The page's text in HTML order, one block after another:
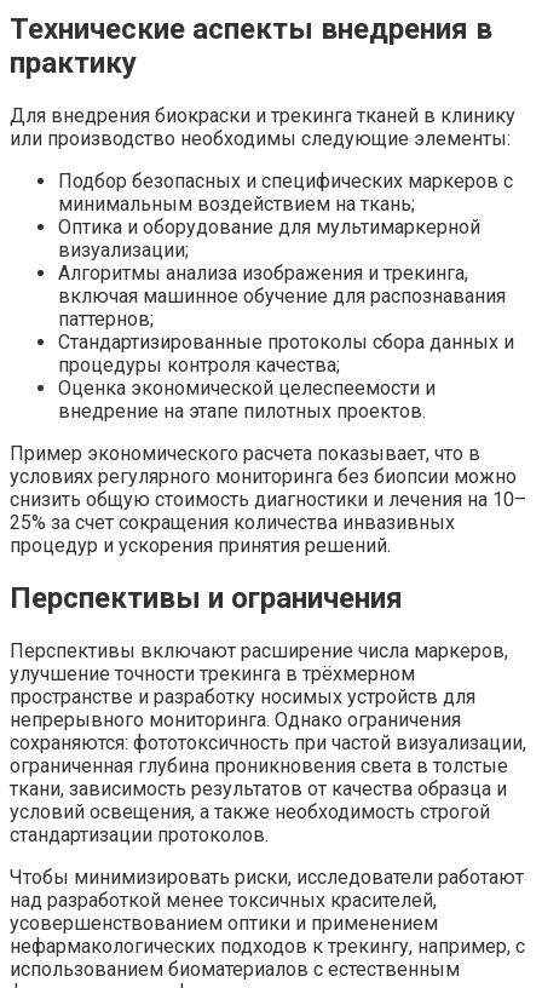
Технические аспекты внедрения в
практику
Для внедрения биокраски и трекинга тканей в клинику
или производство необходимы следующие элементы:
Подбор безопасных и специфических маркеров с
минимальным воздействием на ткань;
Оптика и оборудование для мультимаркерной
визуализации;
Алгоритмы анализа изображения и трекинга,
включая машинное обучение для распознавания
паттернов;
Стандартизированные протоколы сбора данных и
процедуры контроля качества;
Оценка экономической целеспеемости и
внедрение на этапе пилотных проектов.
Пример экономического расчета показывает, что в
условиях регулярного мониторинга без биопсии можно
снизить общую стоимость диагностики и лечения на 10–
25% за счет сокращения количества инвазивных
процедур и ускорения принятия решений.
Перспективы и ограничения
Перспективы включают расширение числа маркеров,
улучшение точности трекинга в трёхмерном
пространстве и разработку носимых устройств для
непрерывного мониторинга. Однако ограничения
сохраняются: фототоксичность при частой визуализации,
ограниченная глубина проникновения света в толстые
ткани, зависимость результатов от качества образца и
условий освещения, а также необходимость строгой
стандартизации протоколов.
Чтобы минимизировать риски, исследователи работают
над разработкой менее токсичных красителей,
усовершенствованием оптики и применением
нефармакологических подходов к трекингу, например, с
использованием биоматериалов с естественным